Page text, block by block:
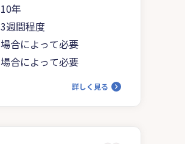
10年
3週間程度
場合によって必要
場合によって必要
詳しく見る